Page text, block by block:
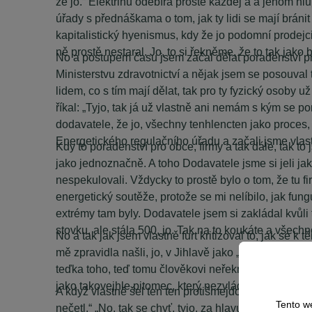
úřady s přednáškama o tom, jak ty lidi se mají
kapitalistický hyenismus, kdy že jo podomní
ně prostě nestaral. Jo, to si řekněme, že to tak
No a postupem času jsem začal dělat poradenství
Ministerstvu zdravotnictví a nějak jsem se
lidem, co s tím mají dělat, tak pro ty fyzický osoby
říkal: „Tyjo, tak já už vlastně ani nemám s kým se
dodavatele, že jo, všechny tenhlencten jako
Energetického regulačního úřadu a začali jsme
Kdy to poradenství pro obce, firmy a tak dále, tak
jako jednoznačně. A toho Dodavatele jsme si jeli
nespekulovali. Vždycky to prostě bylo o tom, že tu
energetický soutěže, protože se mi nelíbilo, jak
extrémy tam byly. Dodavatele jsem si zakládal
stovku, ale stála 500, jo. Tak na to koukáte a
No a tak jak jsem vlastně furt kritizoval to, jak se k
mě zpravidla našli, jo, v Jihlavě jako „kor“. Takže,
teďka toho, teď tomu člověkovi neřeknete: „Hele to
jako takovejhle pitomec, který nezvládne
A když vlastně šel ten ten protišmejdovskej zákon
nečetl.“ „No, tak se chyť, tyjo, za hlavu, bude toTento